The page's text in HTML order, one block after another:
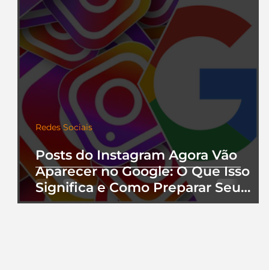
Posts do Instagram Agora Vão
Aparecer no Google: O Que Isso
Significa e Como Preparar Seu
Perfil
Redes Sociais